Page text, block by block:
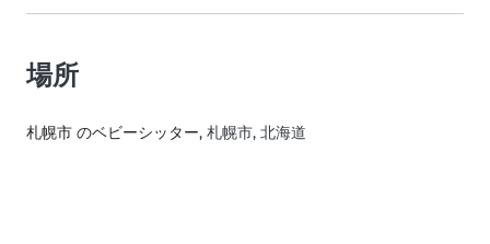
場所
札幌市 のベビーシッター, 札幌市, 北海道